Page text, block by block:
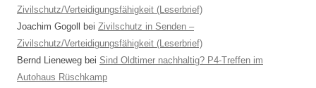
Zivilschutz/Verteidigungsfähigkeit (Leserbrief)
Joachim Gogoll
bei Zivilschutz in Senden –
Zivilschutz/Verteidigungsfähigkeit (Leserbrief)
Bernd Lieneweg bei Sind Oldtimer nachhaltig? P4-Treffen im
Autohaus Rüschkamp